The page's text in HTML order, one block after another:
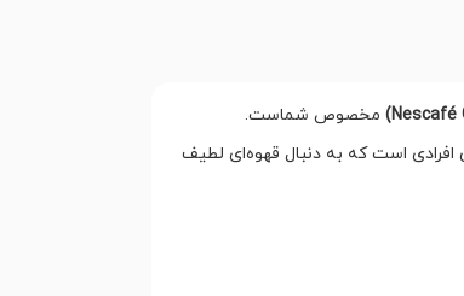
مخصوص شماست.
افرادی است که به دنبال قهوه‌ای لطیف